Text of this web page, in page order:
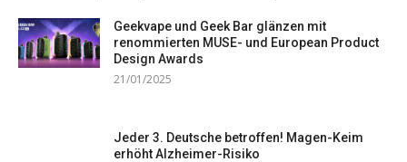
Geekvape und Geek Bar glänzen mit
renommierten MUSE- und European Product
Design Awards
21/01/2025
Jeder 3. Deutsche betroffen! Magen-Keim
erhöht Alzheimer-Risiko